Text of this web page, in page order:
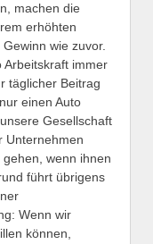
machen die
erhöhten
wie zuvor.
Arbeitskraft immer
täglicher Beitrag
einen Auto
Gesellschaft
Unternehmen
gehen, wenn ihnen
führt übrigens
Wenn wir
können,